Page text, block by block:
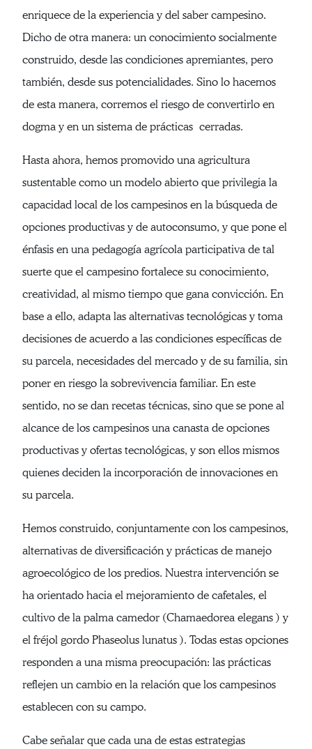
enriquece de la experiencia y del saber campesino.
Dicho de otra manera: un conocimiento socialmente
construido, desde las condiciones apremiantes, pero
también, desde sus potencialidades. Sino lo hacemos
de esta manera, corremos el riesgo de convertirlo en
dogma y en un sistema de prácticas cerradas.
Hasta ahora, hemos promovido una agricultura
sustentable como un modelo abierto que privilegia la
capacidad local de los campesinos en la búsqueda de
opciones productivas y de autoconsumo, y que pone el
énfasis en una pedagogía agrícola participativa de tal
suerte que el campesino fortalece su conocimiento,
creatividad, al mismo tiempo que gana convicción. En
base a ello, adapta las alternativas tecnológicas y toma
decisiones de acuerdo a las condiciones específicas de
su parcela, necesidades del mercado y de su familia, sin
poner en riesgo la sobrevivencia familiar. En este
sentido, no se dan recetas técnicas, sino que se pone al
alcance de los campesinos una canasta de opciones
productivas y ofertas tecnológicas, y son ellos mismos
quienes deciden la incorporación de innovaciones en
su parcela.
Hemos construido, conjuntamente con los campesinos,
alternativas de diversificación y prácticas de manejo
agroecológico de los predios. Nuestra intervención se
ha orientado hacia el mejoramiento de cafetales, el
cultivo de la palma camedor (Chamaedorea elegans ) y
el fréjol gordo Phaseolus lunatus ). Todas estas opciones
responden a una misma preocupación: las prácticas
reflejen un cambio en la relación que los campesinos
establecen con su campo.
Cabe señalar que cada una de estas estrategias